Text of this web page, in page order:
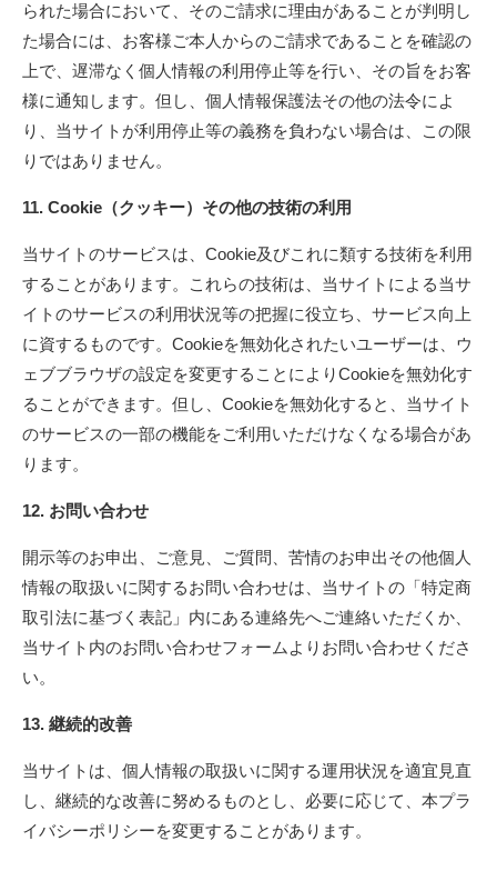
られた場合において、そのご請求に理由があることが判明し
た場合には、お客様ご本人からのご請求であることを確認の
上で、遅滞なく個人情報の利用停止等を行い、その旨をお客
様に通知します。但し、個人情報保護法その他の法令によ
り、当サイトが利用停止等の義務を負わない場合は、この限
りではありません。
11. Cookie（クッキー）その他の技術の利用
当サイトのサービスは、Cookie及びこれに類する技術を利用
することがあります。これらの技術は、当サイトによる当サ
イトのサービスの利用状況等の把握に役立ち、サービス向上
に資するものです。Cookieを無効化されたいユーザーは、ウ
ェブブラウザの設定を変更することによりCookieを無効化す
ることができます。但し、Cookieを無効化すると、当サイト
のサービスの一部の機能をご利用いただけなくなる場合があ
ります。
12. お問い合わせ
開示等のお申出、ご意見、ご質問、苦情のお申出その他個人
情報の取扱いに関するお問い合わせは、当サイトの「特定商
取引法に基づく表記」内にある連絡先へご連絡いただくか、
当サイト内のお問い合わせフォームよりお問い合わせくださ
い。
13. 継続的改善
当サイトは、個人情報の取扱いに関する運用状況を適宜見直
し、継続的な改善に努めるものとし、必要に応じて、本プラ
イバシーポリシーを変更することがあります。